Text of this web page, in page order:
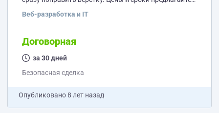
так же в личку. (html css + библиотеки) - ничего
https://zapis.kz/ там есть моб. приложение цвета -
черный, зеленый, белый ПО которое нужно
переделать, скрины:
https://yadi.sk/i/iBFg-dWGvDmC1g
Веб-разработка и IT
Договорная
за 30 дней
Безопасная сделка
Опубликовано8 лет назад